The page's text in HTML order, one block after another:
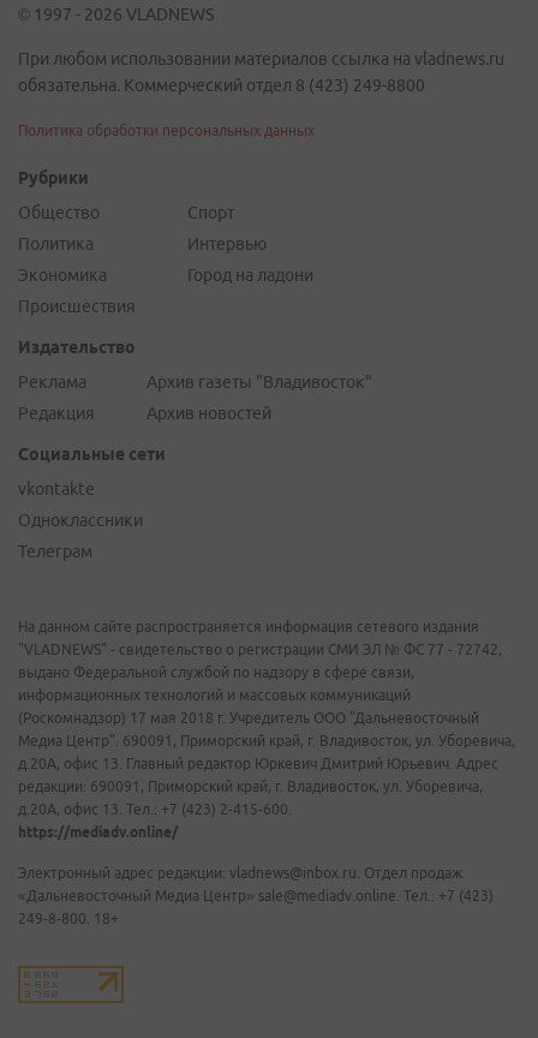
© 1997 - 2026 VLADNEWS
При любом использовании материалов ссылка на vladnews.ru
обязательна. Коммерческий отдел 8 (423) 249-8800
Политика обработки персональных данных
Рубрики
Общество
Политика
Экономика
Происшествия
Спорт
Интервью
Город на ладони
Издательство
Реклама
Редакция
Архив газеты "Владивосток"
Архив новостей
Социальные сети
vkontakte
Одноклассники
Телеграм
На данном сайте распространяется информация сетевого издания
"VLADNEWS" - свидетельство о регистрации СМИ ЭЛ № ФС 77 - 72742,
выдано Федеральной службой по надзору в сфере связи,
информационных технологий и массовых коммуникаций
(Роскомнадзор) 17 мая 2018 г. Учредитель ООО "Дальневосточный
Медиа Центр". 690091, Приморский край, г. Владивосток, ул. Уборевича,
д.20А, офис 13. Главный редактор Юркевич Дмитрий Юрьевич. Адрес
редакции: 690091, Приморский край, г. Владивосток, ул. Уборевича,
д.20А, офис 13. Тел.: +7 (423) 2-415-600.
https://mediadv.online/
Электронный адрес редакции: vladnews@inbox.ru. Отдел продаж
«Дальневосточный Медиа Центр» sale@mediadv.online. Тел.: +7 (423)
249-8-800. 18+